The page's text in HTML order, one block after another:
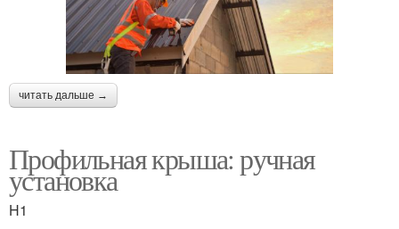
читать дальше →
Профильная крыша: ручная
установка
H1